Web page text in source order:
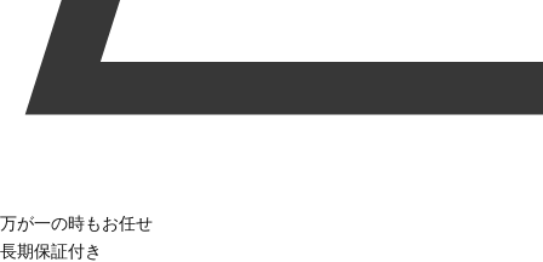
万が一の時もお任せ
長期保証付き